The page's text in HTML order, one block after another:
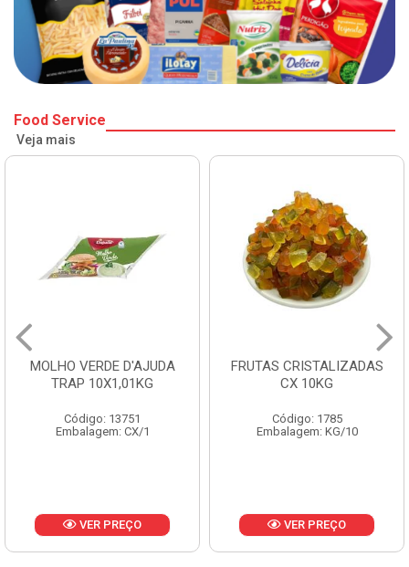
Food Service
Veja mais
MOLHO VERDE D'AJUDA
TRAP 10X1,01KG
Código: 13751
Embalagem: CX/1
VER PREÇO
FRUTAS CRISTALIZADAS
CX 10KG
Código: 1785
Embalagem: KG/10
VER PREÇO